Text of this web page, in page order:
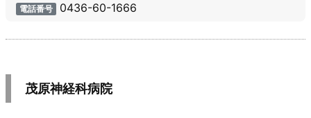
電話番号 0436-60-1666
茂原神経科病院